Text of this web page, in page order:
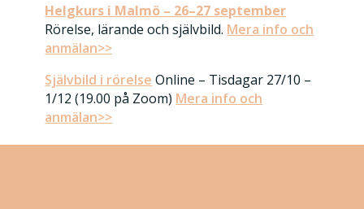
Helgkurs i Malmö – 26–27 september
Rörelse, lärande och självbild. Mera info och
anmälan>>
Självbild i rörelse Online – Tisdagar 27/10 –
1/12 (19.00 på Zoom) Mera info och
anmälan>>